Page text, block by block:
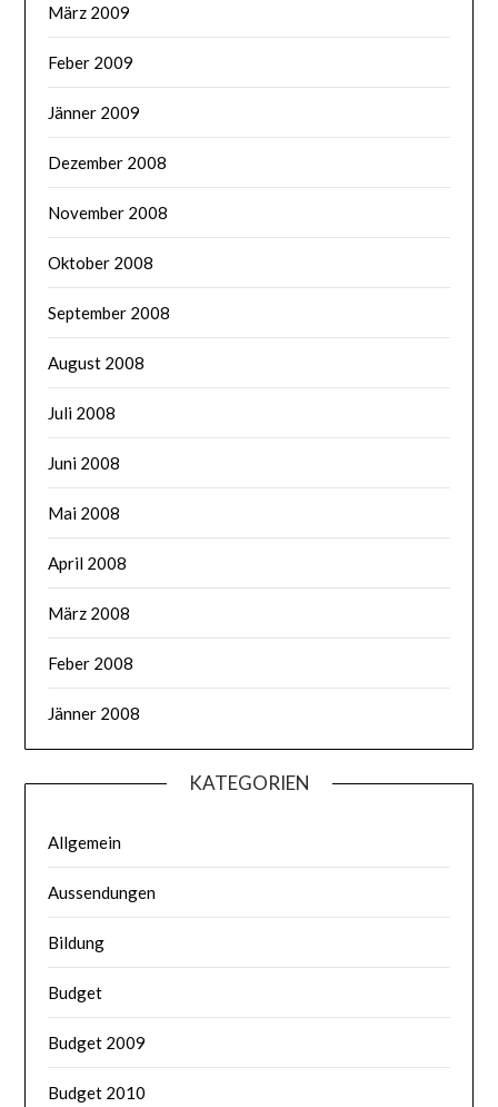
März 2009
Feber 2009
Jänner 2009
Dezember 2008
November 2008
Oktober 2008
September 2008
August 2008
Juli 2008
Juni 2008
Mai 2008
April 2008
März 2008
Feber 2008
Jänner 2008
KATEGORIEN
Allgemein
Aussendungen
Bildung
Budget
Budget 2009
Budget 2010